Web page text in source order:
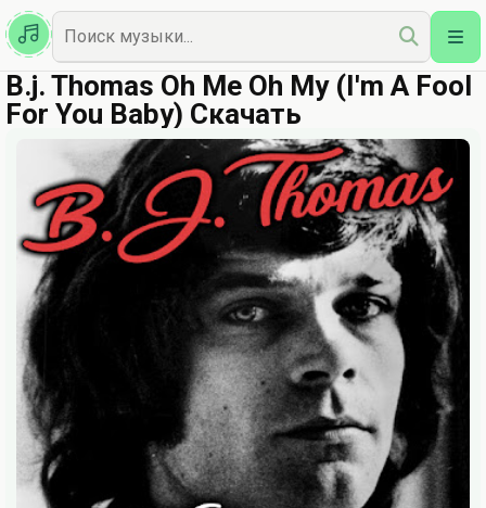
Казахская
Наш Топ
B.j. Thomas Oh Me Oh My (I'm A Fool
For You Baby) Скачать